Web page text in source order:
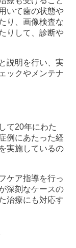
いて歯の状態や
り、画像検査な
りして、診断や
説明を行い、実
ックやメンテナ
て20年にわた
例にあたった経
実施しているの
ケア指導を行っ
深刻なケースの
治療にも対応す